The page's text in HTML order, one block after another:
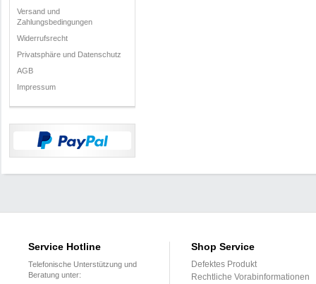
Versand und
Zahlungsbedingungen
Widerrufsrecht
Privatsphäre und Datenschutz
AGB
Impressum
Service Hotline
Telefonische Unterstützung und
Beratung unter:
Shop Service
Defektes Produkt
Rechtliche Vorabinformationen